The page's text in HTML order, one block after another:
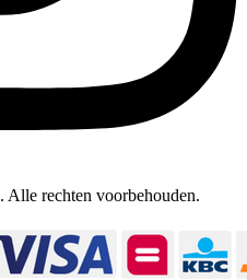
. Alle rechten voorbehouden.